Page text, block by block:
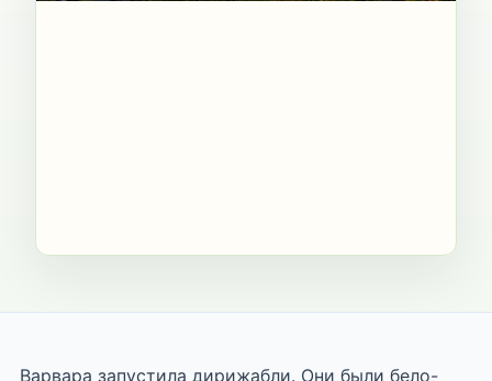
Варвара запустила дирижабли. Они были бело-